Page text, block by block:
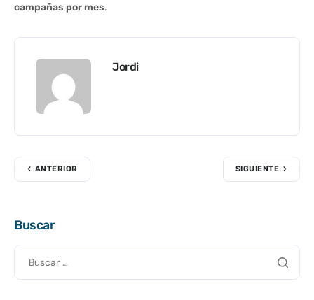
campañas por mes.
Jordi
ANTERIOR SIGUIENTE
Buscar